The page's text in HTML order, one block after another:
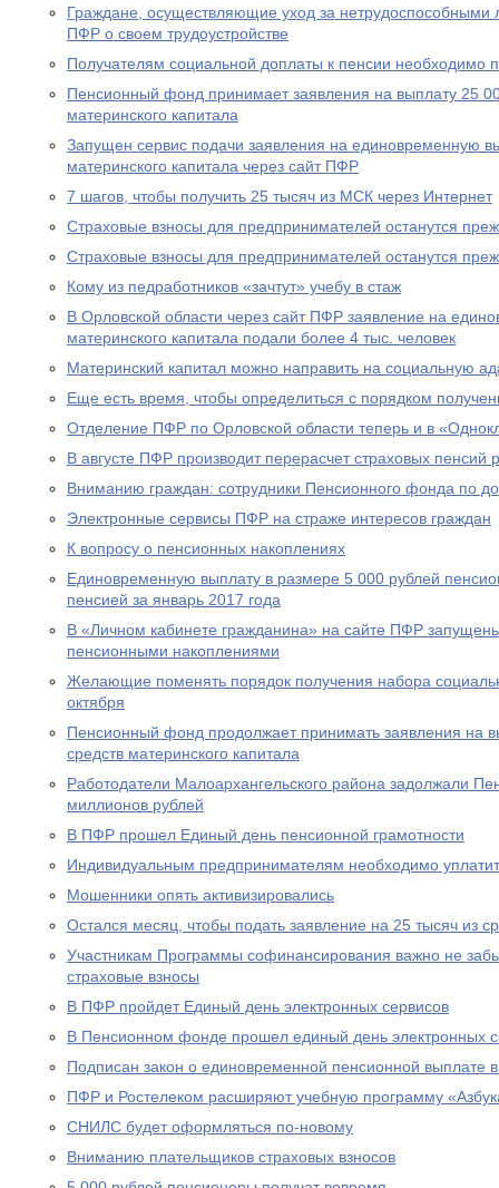
Граждане, осуществляющие уход за
ПФР о своем трудоустройстве
Получателям социальной доплаты к пенсии необходимо
Пенсионный фонд принимает заявления на выплату 25
материнского капитала
Запущен сервис подачи заявления на единовременную
материнского капитала через сайт ПФР
7 шагов, чтобы получить 25 тысяч из МСК через Интернет
Страховые взносы для предпринимателей останутся
Страховые взносы для предпринимателей останутся
Кому из педработников «зачтут» учебу в стаж
В Орловской области через сайт ПФР заявление на
материнского капитала подали более 4 тыс. человек
Материнский капитал можно направить на социальную
Еще есть время, чтобы определиться с порядком
Отделение ПФР по Орловской области теперь и в
В августе ПФР производит перерасчет страховых
Вниманию граждан: сотрудники Пенсионного фонда по
Электронные сервисы ПФР на страже интересов граждан
К вопросу о пенсионных накоплениях
Единовременную выплату в размере 5 000 рублей
пенсией за январь 2017 года
В «Личном кабинете гражданина» на сайте ПФР
пенсионными накоплениями
Желающие поменять порядок получения набора
октября
Пенсионный фонд продолжает принимать заявления на
средств материнского капитала
Работодатели Малоархангельского района задолжали
миллионов рублей
В ПФР прошел Единый день пенсионной грамотности
Индивидуальным предпринимателям необходимо
Мошенники опять активизировались
Остался месяц, чтобы подать заявление на 25 тысяч из
Участникам Программы софинансирования важно не
страховые взносы
В ПФР пройдет Единый день электронных сервисов
В Пенсионном фонде прошел единый день электронных
Подписан закон о единовременной пенсионной выплате
ПФР и Ростелеком расширяют учебную программу
СНИЛС будет оформляться по-новому
Вниманию плательщиков страховых взносов